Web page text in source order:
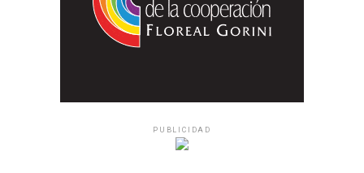
PUBLICIDAD